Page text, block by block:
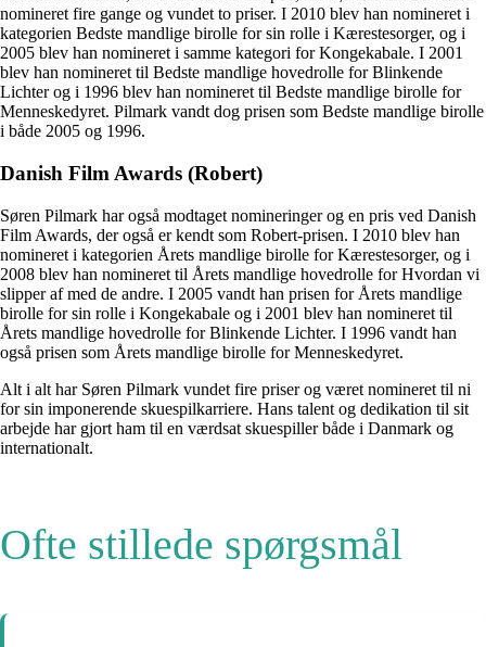
nomineret fire gange og vundet to priser. I 2010 blev han nomineret i
kategorien Bedste mandlige birolle for sin rolle i Kærestesorger, og i
2005 blev han nomineret i samme kategori for Kongekabale. I 2001
blev han nomineret til Bedste mandlige hovedrolle for Blinkende
Lichter og i 1996 blev han nomineret til Bedste mandlige birolle for
Menneskedyret. Pilmark vandt dog prisen som Bedste mandlige birolle
i både 2005 og 1996.
Danish Film Awards (Robert)
Søren Pilmark har også modtaget nomineringer og en pris ved Danish
Film Awards, der også er kendt som Robert-prisen. I 2010 blev han
nomineret i kategorien Årets mandlige birolle for Kærestesorger, og i
2008 blev han nomineret til Årets mandlige hovedrolle for Hvordan vi
slipper af med de andre. I 2005 vandt han prisen for Årets mandlige
birolle for sin rolle i Kongekabale og i 2001 blev han nomineret til
Årets mandlige hovedrolle for Blinkende Lichter. I 1996 vandt han
også prisen som Årets mandlige birolle for Menneskedyret.
Alt i alt har Søren Pilmark vundet fire priser og været nomineret til ni
for sin imponerende skuespilkarriere. Hans talent og dedikation til sit
arbejde har gjort ham til en værdsat skuespiller både i Danmark og
internationalt.
Ofte stillede spørgsmål